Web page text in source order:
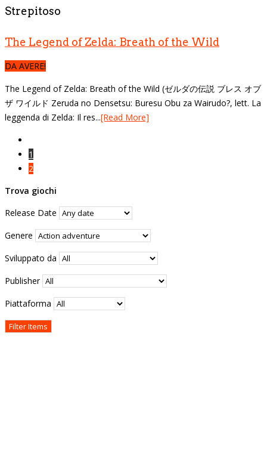
Strepitoso
The Legend of Zelda: Breath of the Wild
DA AVERE!
The Legend of Zelda: Breath of the Wild (ゼルダの伝説 ブレス オブ
ザ ワイルド Zeruda no Densetsu: Buresu Obu za Wairudo?, lett. La
leggenda di Zelda: Il res...[Read More]
1
2
Trova giochi
Release Date
Genere
Sviluppato da
Publisher
Piattaforma